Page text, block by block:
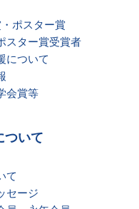
ポスター賞
スター賞受賞者
について
会賞等
ついて
て
セージ